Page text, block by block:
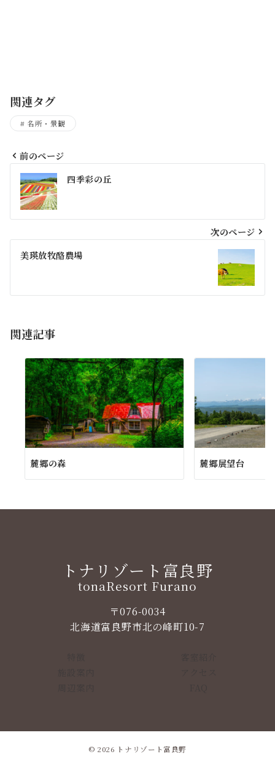
関連タグ
名所・景観
投
稿
ナ
ビ
ゲ
シ
ン
前のページ
四季彩の丘
次のページ
美瑛放牧酪農場
関連記事
麓郷の森 麓郷展望台
トナリゾート富良野
tonaResort Furano
〒076-0034
北海道富良野市北の峰町10-7
© 2026 トナリゾート富良野